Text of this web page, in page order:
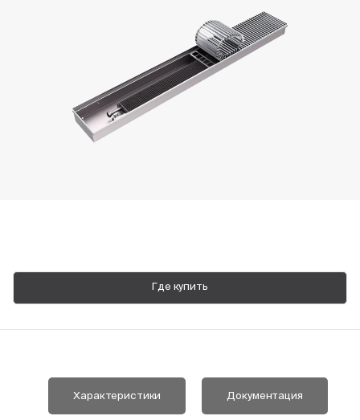
Пн-Пт, 9:00—18:00
Где купить
Характеристики Документация